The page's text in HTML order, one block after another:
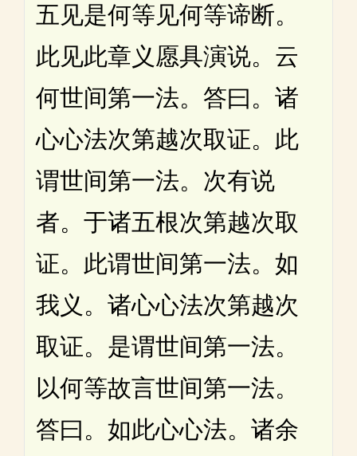
五见是何等见何等谛断。
此见此章义愿具演说。云
何世间第一法。答曰。诸
心心法次第越次取证。此
谓世间第一法。次有说
者。于诸五根次第越次取
证。此谓世间第一法。如
我义。诸心心法次第越次
取证。是谓世间第一法。
以何等故言世间第一法。
答曰。如此心心法。诸余